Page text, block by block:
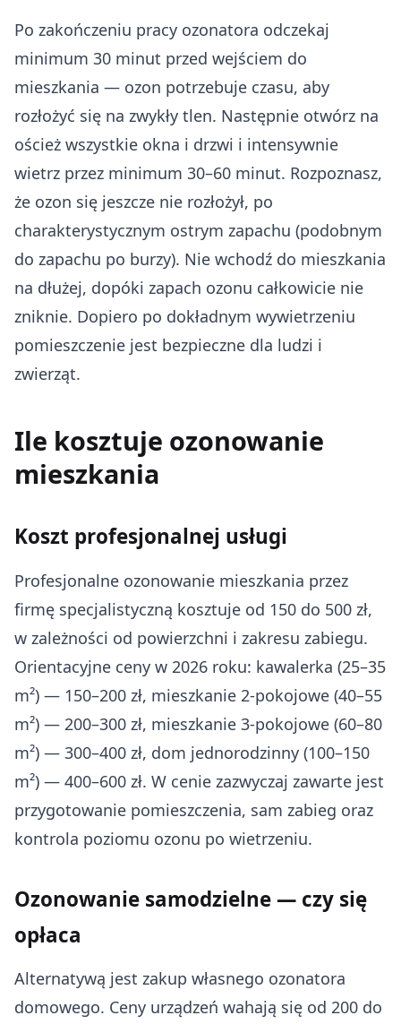
Po zakończeniu pracy ozonatora odczekaj
minimum 30 minut przed wejściem do
mieszkania — ozon potrzebuje czasu, aby
rozłożyć się na zwykły tlen. Następnie otwórz na
oścież wszystkie okna i drzwi i intensywnie
wietrz przez minimum 30–60 minut. Rozpoznasz,
że ozon się jeszcze nie rozłożył, po
charakterystycznym ostrym zapachu (podobnym
do zapachu po burzy). Nie wchodź do mieszkania
na dłużej, dopóki zapach ozonu całkowicie nie
zniknie. Dopiero po dokładnym wywietrzeniu
pomieszczenie jest bezpieczne dla ludzi i
zwierząt.
Ile kosztuje ozonowanie
mieszkania
Koszt profesjonalnej usługi
Profesjonalne ozonowanie mieszkania przez
firmę specjalistyczną kosztuje od 150 do 500 zł,
w zależności od powierzchni i zakresu zabiegu.
Orientacyjne ceny w 2026 roku: kawalerka (25–35
m²) — 150–200 zł, mieszkanie 2-pokojowe (40–55
m²) — 200–300 zł, mieszkanie 3-pokojowe (60–80
m²) — 300–400 zł, dom jednorodzinny (100–150
m²) — 400–600 zł. W cenie zazwyczaj zawarte jest
przygotowanie pomieszczenia, sam zabieg oraz
kontrola poziomu ozonu po wietrzeniu.
Ozonowanie samodzielne — czy się
opłaca
Alternatywą jest zakup własnego ozonatora
domowego. Ceny urządzeń wahają się od 200 do